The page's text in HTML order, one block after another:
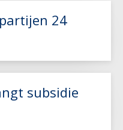
24
subsidie